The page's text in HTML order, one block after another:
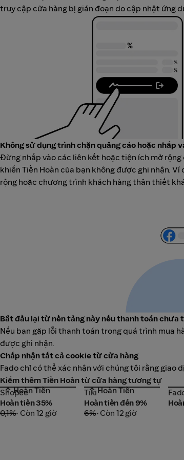
truy cập cửa hàng bị gián đoạn do cập nhật ứng
Không sử dụng trình chặn quảng cáo hoặc nhấp
Đừng nhấp vào các liên kết hoặc tiện ích mở
khiến Tiền Hoàn của bạn không được ghi nhận.
rộng hoặc chương trình khách hàng thân thiết
Bắt đầu lại từ nền tảng này nếu thanh toán chưa
Nếu bạn gặp lỗi thanh toán trong quá trình mua
được ghi nhận.
Chấp nhận tất cả cookie từ cửa hàng
Fado chỉ có thể xác nhận với chúng tôi rằng giao
Kiếm thêm Tiền Hoàn từ cửa hàng tương tự
Shopee
↑ Hoàn Tiền
Shopee
Hoàn tiền 35%
0,1%• Còn 12 giờ
Tiki
↑ Hoàn Tiền
Tiki
Hoàn tiền đến 9%
6%• Còn 12 giờ